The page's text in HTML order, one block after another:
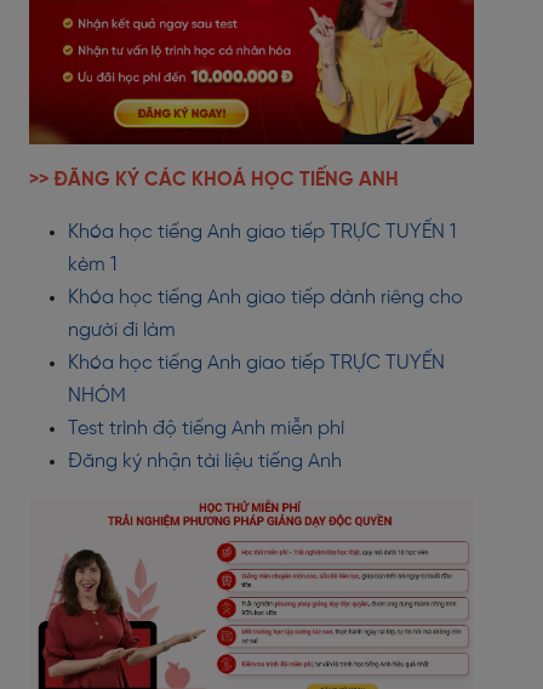
>> ĐĂNG KÝ CÁC KHOÁ HỌC TIẾNG ANH
Khóa học tiếng Anh giao tiếp TRỰC TUYẾN 1
kèm 1
Khóa học tiếng Anh giao tiếp dành riêng cho
người đi làm
Khóa học tiếng Anh giao tiếp TRỰC TUYẾN
NHÓM
Test trình độ tiếng Anh miễn phí
Đăng ký nhận tài liệu tiếng Anh